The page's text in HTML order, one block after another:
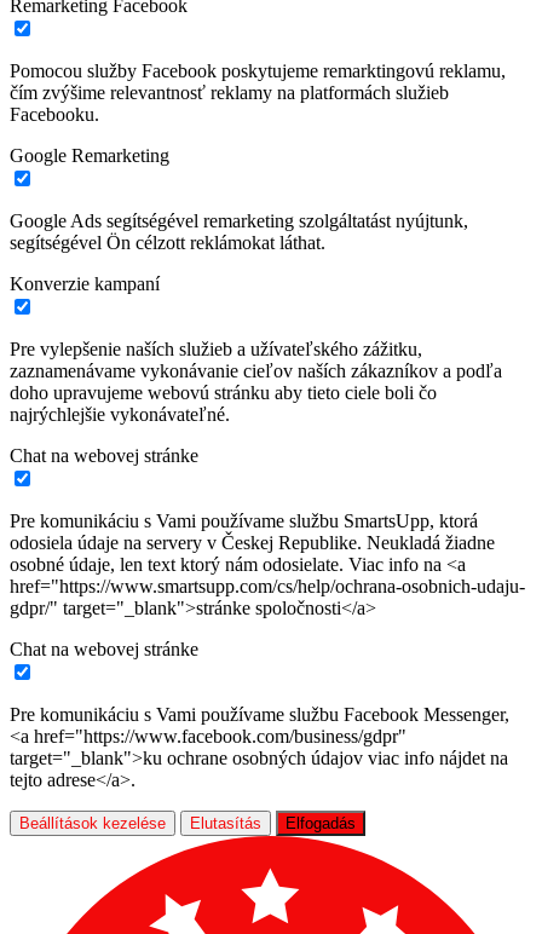
Remarketing Facebook
Pomocou služby Facebook poskytujeme remarktingovú reklamu,
čím zvýšime relevantnosť reklamy na platformách služieb
Facebooku.
Google Remarketing
Google Ads segítségével remarketing szolgáltatást nyújtunk,
segítségével Ön célzott reklámokat láthat.
Konverzie kampaní
Pre vylepšenie naších služieb a užívateľského zážitku,
zaznamenávame vykonávanie cieľov naších zákazníkov a podľa
doho upravujeme webovú stránku aby tieto ciele boli čo
najrýchlejšie vykonávateľné.
Chat na webovej stránke
Pre komunikáciu s Vami používame službu SmartsUpp, ktorá
odosiela údaje na servery v Českej Republike. Neukladá žiadne
osobné údaje, len text ktorý nám odosielate. Viac info na <a
href="https://www.smartsupp.com/cs/help/ochrana-osobnich-udaju-
gdpr/" target="_blank">stránke spoločnosti</a>
Chat na webovej stránke
Pre komunikáciu s Vami používame službu Facebook Messenger,
<a href="https://www.facebook.com/business/gdpr"
target="_blank">ku ochrane osobných údajov viac info nájdet na
tejto adrese</a>.
Beállítások kezelése Elutasítás Elfogadás